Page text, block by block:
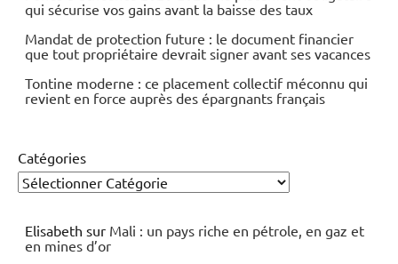
qui sécurise vos gains avant la baisse des taux
Mandat de protection future : le document financier
que tout propriétaire devrait signer avant ses vacances
Tontine moderne : ce placement collectif méconnu qui
revient en force auprès des épargnants français
Catégories
Elisabeth sur Mali : un pays riche en pétrole, en gaz et
en mines d’or